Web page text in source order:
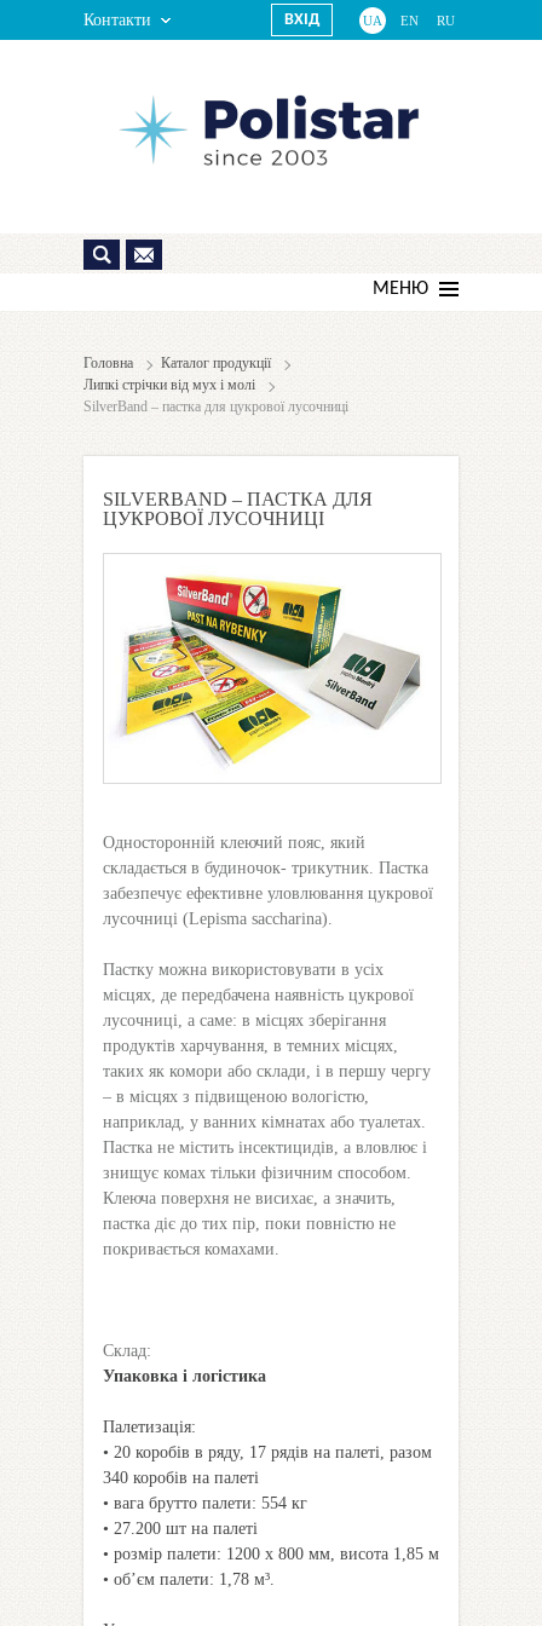
Контакти UA EN RU
ВХІД
МЕНЮ
Головна
Каталог продукції
Липкі стрічки від мух і молі
SilverBand – пастка для цукрової лусочниці
SILVERBAND – ПАСТКА ДЛЯ
ЦУКРОВОЇ ЛУСОЧНИЦІ
Односторонній клеючий пояс, який
складається в будиночок- трикутник. Пастка
забезпечує ефективне уловлювання цукрової
лусочниці (Lepisma saccharina).
Пастку можна використовувати в усіх
місцях, де передбачена наявність цукрової
лусочниці, а саме: в місцях зберігання
продуктів харчування, в темних місцях,
таких як комори або склади, і в першу чергу
– в місцях з підвищеною вологістю,
наприклад, у ванних кімнатах або туалетах.
Пастка не містить інсектицидів, а вловлює і
знищує комах тільки фізичним способом.
Клеюча поверхня не висихає, а значить,
пастка діє до тих пір, поки повністю не
покривається комахами.
Склад:
Упаковка і логістика
Палетизація:
• 20 коробів в ряду, 17 рядів на палеті, разом
340 коробів на палеті
• вага брутто палети: 554 кг
• 27.200 шт на палеті
• розмір палети: 1200 x 800 мм, висота 1,85 м
• об’єм палети: 1,78 м³.